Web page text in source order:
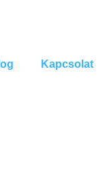
Kapcsolat